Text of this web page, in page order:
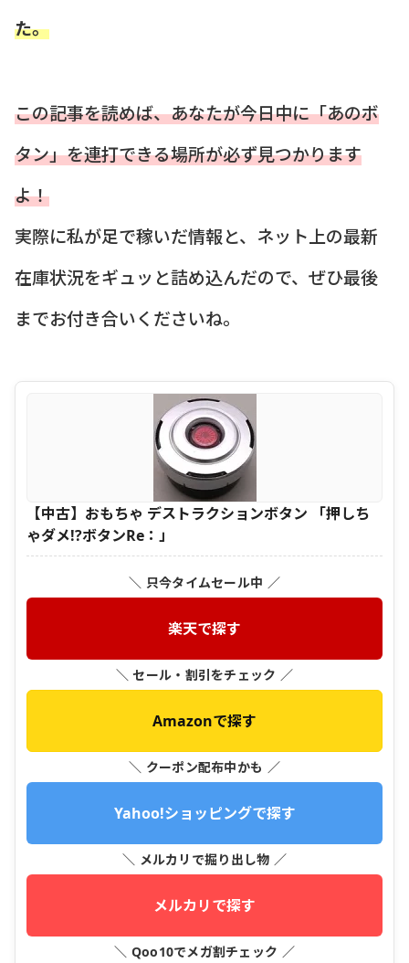
た。
この記事を読めば、あなたが今日中に「あのボ
タン」を連打できる場所が必ず見つかります
よ！
実際に私が足で稼いだ情報と、ネット上の最新
在庫状況をギュッと詰め込んだので、ぜひ最後
までお付き合いくださいね。
【中古】おもちゃ デストラクションボタン 「押しち
ゃダメ!?ボタンRe：」
＼ 只今タイムセール中 ／
楽天で探す
＼ セール・割引をチェック ／
Amazonで探す
＼ クーポン配布中かも ／
Yahoo!ショッピングで探す
＼ メルカリで掘り出し物 ／
メルカリで探す
＼ Qoo10でメガ割チェック ／